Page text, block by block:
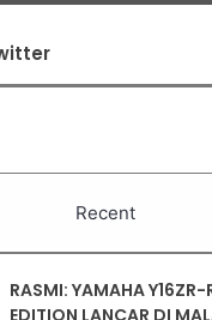
Recent
RASMI: YAMAHA